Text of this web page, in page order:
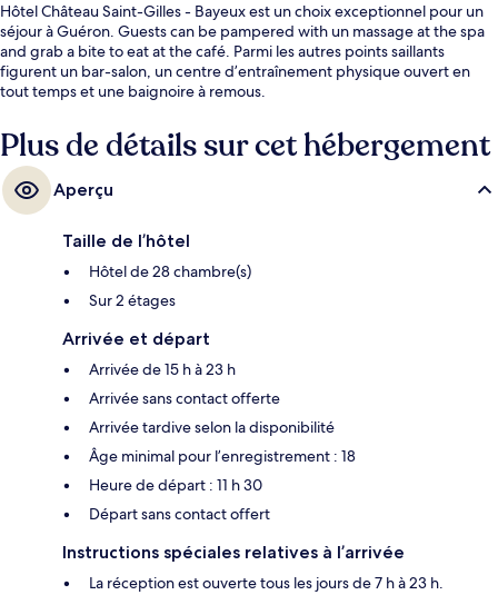
Hôtel Château Saint-Gilles - Bayeux est un choix exceptionnel pour un
séjour à Guéron. Guests can be pampered with un massage at the spa
and grab a bite to eat at the café. Parmi les autres points saillants
figurent un bar-salon, un centre d’entraînement physique ouvert en
tout temps et une baignoire à remous.
Plus de détails sur cet hébergement
Aperçu
Taille de l’hôtel
Hôtel de 28 chambre(s)
Sur 2 étages
Arrivée et départ
Arrivée de 15 h à 23 h
Arrivée sans contact offerte
Arrivée tardive selon la disponibilité
Âge minimal pour l’enregistrement : 18
Heure de départ : 11 h 30
Départ sans contact offert
Instructions spéciales relatives à l’arrivée
La réception est ouverte tous les jours de 7 h à 23 h.